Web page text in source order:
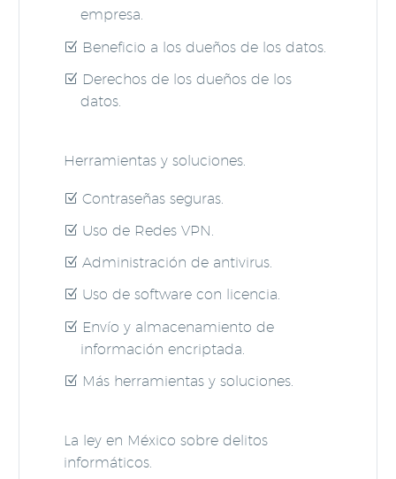
empresa.
Beneficio a los dueños de los datos.
Derechos de los dueños de los
datos.
Herramientas y soluciones.
Contraseñas seguras.
Uso de Redes VPN.
Administración de antivirus.
Uso de software con licencia.
Envío y almacenamiento de
información encriptada.
Más herramientas y soluciones.
La ley en México sobre delitos
informáticos.